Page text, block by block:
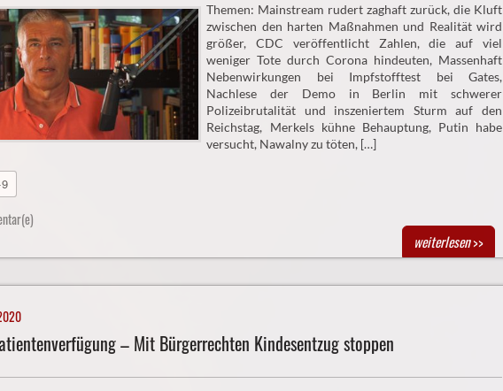
Themen: Mainstream rudert zaghaft zurück, die Kluft
zwischen den harten Maßnahmen und Realität wird
größer, CDC veröffentlicht Zahlen, die auf viel
weniger Tote durch Corona hindeuten, Massenhaft
Nebenwirkungen bei Impfstofftest bei Gates,
Nachlese der Demo in Berlin mit schwerer
Polizeibrutalität und inszeniertem Sturm auf den
Reichstag, Merkels kühne Behauptung, Putin habe
versucht, Nawalny zu töten, […]
weiterlesen>>
– Mit Bürgerrechten Kindesentzug stoppen